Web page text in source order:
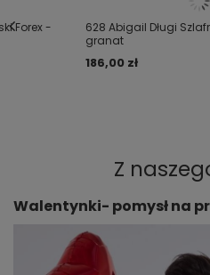
Długość rękawa: M-
57 cm,
Forex -
628 Abigail Długi
granat
186,00 zł
Z
Walentynki- pomysł na